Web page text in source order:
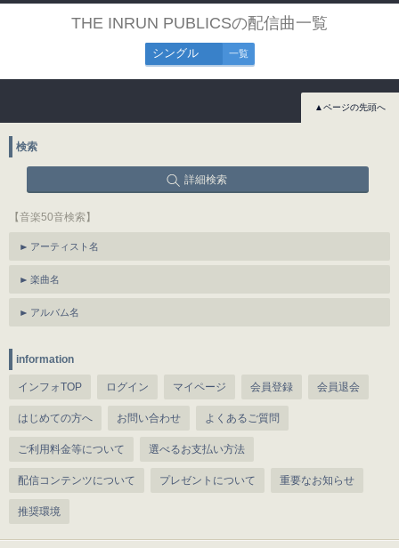
THE INRUN PUBLICSの配信曲一覧
シングル 一覧
▲ページの先頭へ
検索
詳細検索
【音楽50音検索】
アーティスト名
楽曲名
アルバム名
information
インフォTOP ログイン マイページ 会員登録 会員退会
はじめての方へ お問い合わせ よくあるご質問
ご利用料金等について 選べるお支払い方法
配信コンテンツについて プレゼントについて 重要なお知らせ
推奨環境